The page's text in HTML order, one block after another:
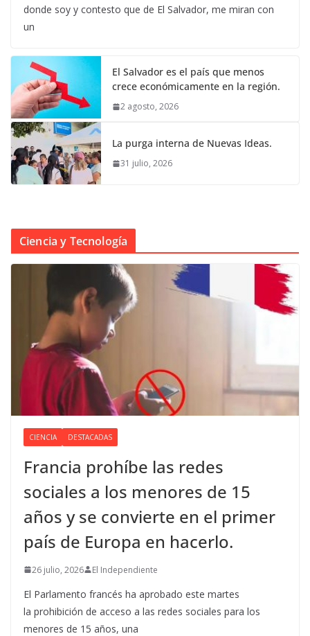
donde soy y contesto que de El Salvador, me miran con
un
El Salvador es el país que menos
crece económicamente en la región.
2 agosto, 2026
La purga interna de Nuevas Ideas.
31 julio, 2026
Ciencia y Tecnología
CIENCIA DESTACADAS
Francia prohíbe las redes
sociales a los menores de 15
años y se convierte en el primer
país de Europa en hacerlo.
26 julio, 2026 El Independiente
El Parlamento francés ha aprobado este martes
la prohibición de acceso a las redes sociales para los
menores de 15 años, una